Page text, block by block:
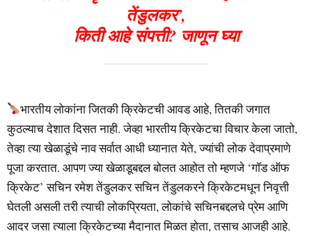
तेंडुलकर’,
किती आहे संपत्ती? जाणून घ्या
भारतीय लोकांना जितकी क्रिकेटची आवड आहे, तितकी जगात
कुठल्याच देशात दिसत नाही. जेव्हा भारतीय क्रिकेटचा विचार केला जातो,
तेव्हा त्या खेळाडूंचे नाव सर्वात आधी ध्यानात येते, ज्यांची लोक देवाप्रमाणे
पूजा करतात. आपण ज्या खेळाडूबद्दल बोलत आहोत तो म्हणजे ‘गॉड ऑफ
क्रिकेट’ सचिन रमेश तेंडुलकर सचिन तेंडुलकरने क्रिकेटमधून निवृत्ती
घेतली असली तरी त्याची लोकप्रियता, लोकांचे सचिनबद्दलचे प्रेम आणि
आदर जसा त्याला क्रिकेटच्या मैदानात मिळत होता, तसाच आजही आहे.